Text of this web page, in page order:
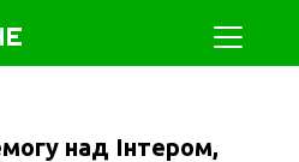
над Інтером,